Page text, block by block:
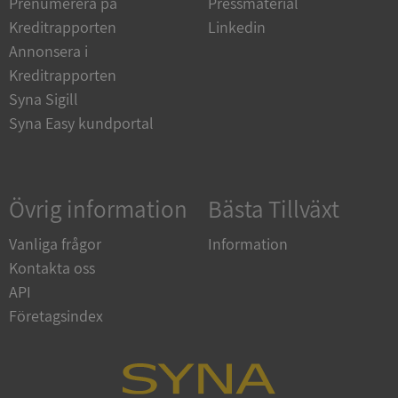
Kreditrapporten
Annonsera i
Kreditrapporten
Syna Sigill
Syna Easy kundportal
Linkedin
Övrig information
Vanliga frågor
Kontakta oss
API
Företagsindex
Bästa Tillväxt
Information
Strikt nödvändiga kakor tillåter
och kontohantering. Webbplatsen kan inte
användas ordentligt utan strikt nödvändiga cookies.
Namn
__RequestVerificationToken
.youtube.com